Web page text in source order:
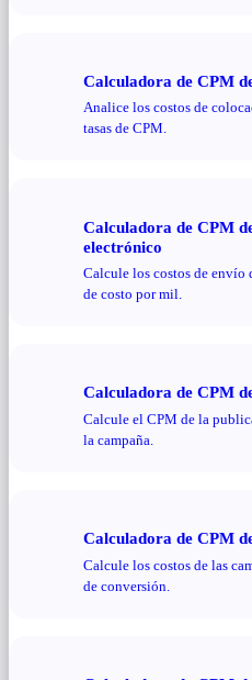
Calculadora de CPM
Analice los costos de
tasas de CPM.
Calculadora de CPM
electrónico
Calcule los costos de envío
de costo por mil.
Calculadora de CPM
Calcule el CPM de la
la campaña.
Calculadora de CPM
Calcule los costos de las
de conversión.